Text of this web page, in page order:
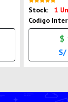
Stock:
1
Codigo
$